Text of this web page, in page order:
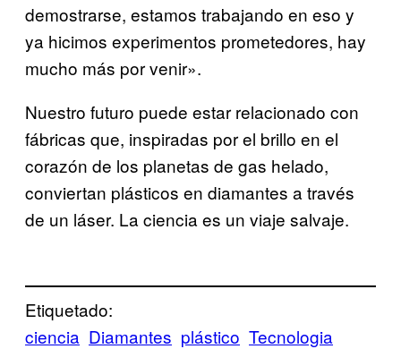
demostrarse, estamos trabajando en eso y
ya hicimos experimentos prometedores, hay
mucho más por venir».
Nuestro futuro puede estar relacionado con
fábricas que, inspiradas por el brillo en el
corazón de los planetas de gas helado,
conviertan plásticos en diamantes a través
de un láser. La ciencia es un viaje salvaje.
Etiquetado:
ciencia Diamantes plástico Tecnologia